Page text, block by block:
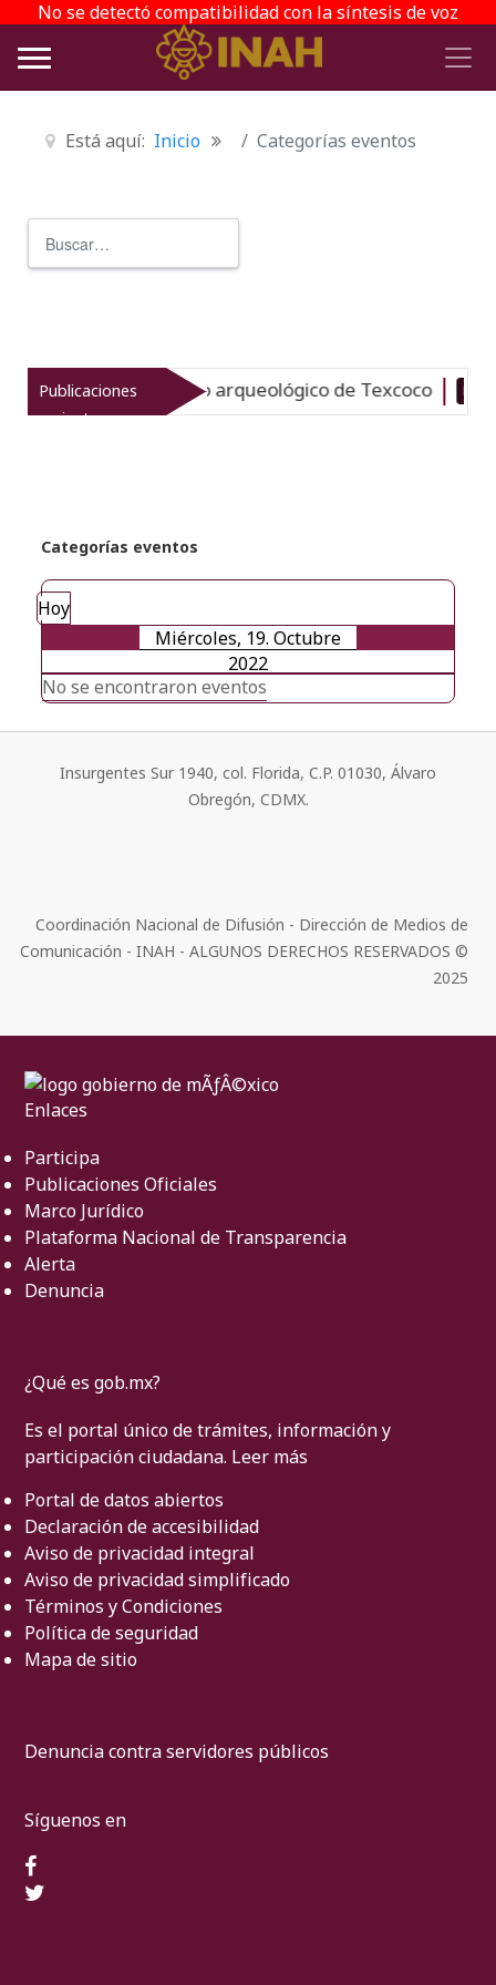
No se detectó compatibilidad con la síntesis de voz
Está aquí: Inicio Categorías eventos
Publicaciones
recientes
el patrimonio arqueológico de Texcoco Nuevo
Categorías eventos
Hoy
Miércoles, 19. Octubre
2022
No se encontraron eventos
Insurgentes Sur 1940, col. Florida, C.P. 01030, Álvaro
Obregón, CDMX.
Coordinación Nacional de Difusión - Dirección de Medios de
Comunicación - INAH - ALGUNOS DERECHOS RESERVADOS ©
2025
Enlaces
Participa
Publicaciones Oficiales
Marco Jurídico
Plataforma Nacional de Transparencia
Alerta
Denuncia
¿Qué es gob.mx?
Es el portal único de trámites, información y
participación ciudadana. Leer más
Portal de datos abiertos
Declaración de accesibilidad
Aviso de privacidad integral
Aviso de privacidad simplificado
Términos y Condiciones
Política de seguridad
Mapa de sitio
Denuncia contra servidores públicos
Síguenos en